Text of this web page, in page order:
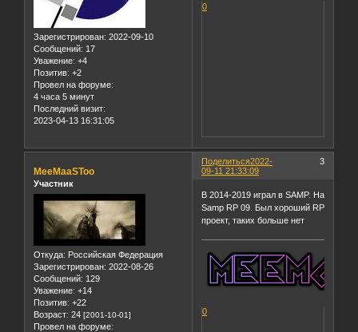
Зарегистрирован: 2022-09-10
Сообщений: 17
Уважение: +4
Позитив: +2
Провел на форуме:
4 часа 5 минут
Последний визит:
2023-04-13 16:31:05
0
Поделиться 3
2022-
09-11 21:33:09
MeeMaaSToo
Участник
Откуда: Российская Федерация
Зарегистрирован: 2022-08-26
Сообщений: 129
Уважение: +14
Позитив: +22
Возраст: 24 [2001-10-01]
Провел на форуме:
В 2014-2019 играл в SAMP. На
Samp RP 09. Был хороший RP
проект, таких больше нет
0